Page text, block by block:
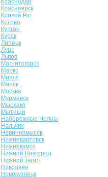
Краснодар
Красноярск
Кривой Рог
Кстово
Курган
Курск
Липецк
Луцк
Львов
Магнитогорск
Маркс
Миасс
Минск
Москва
Мурманск
Мысхако
Мытищи
Набережные Челны
Нальчик
Невинномысск
Нижневартовск
Нижнекамск
Нижний Новгород
Нижний Тагил
Николаев
Новокузнецк